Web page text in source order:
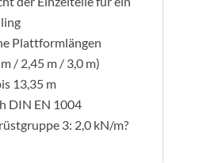
Plattformlängen
/ 2,45 m / 3,0 m)
13,35 m
DIN EN 1004
3: 2,0 kN/m?